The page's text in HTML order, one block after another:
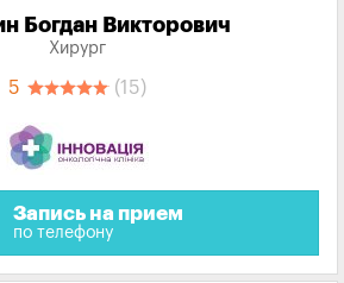
Богдан Викторович
Хирург
5 (15)
Запись на прием
по телефону